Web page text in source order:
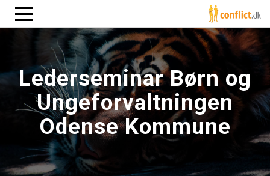
Lederseminar Børn og
Ungeforvaltningen
Odense Kommune